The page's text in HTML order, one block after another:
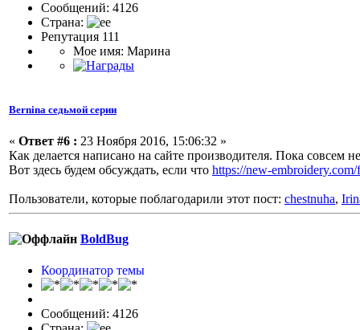
Сообщений: 4126
Страна:
Репутация 111
Мое имя: Марина
Bernina седьмой серии
« Ответ #6 : 23 Ноября 2016, 15:06:32 »
Как делается написано на сайте производителя. Пока совсем
Вот здесь будем обсуждать, если что https://new-
Пользователи, которые поблагодарили этот пост: chestnuha,
BoldBug
Координатор темы
Сообщений: 4126